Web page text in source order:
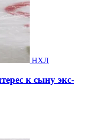
НХЛ
к сыну экс-